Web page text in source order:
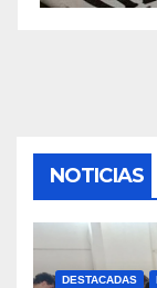
NOTICIAS
DESTACADAS